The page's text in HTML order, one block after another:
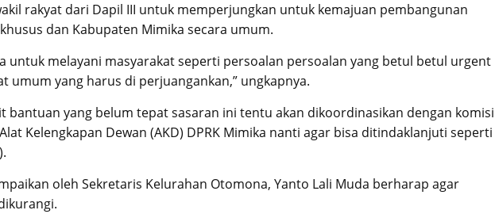
rakyat dari Dapil III untuk memperjungkan untuk kemajuan pembangunan
dan Kabupaten Mimika secara umum.
untuk melayani masyarakat seperti persoalan persoalan yang betul betul urgent
umum yang harus di perjuangankan,” ungkapnya.
bantuan yang belum tepat sasaran ini tentu akan dikoordinasikan dengan komisi
Kelengkapan Dewan (AKD) DPRK Mimika nanti agar bisa ditindaklanjuti seperti
oleh Sekretaris Kelurahan Otomona, Yanto Lali Muda berharap agar